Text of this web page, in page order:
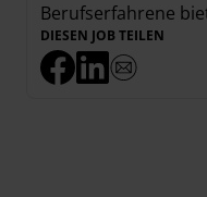
Berufserfahrene
DIESEN JOB TEILEN